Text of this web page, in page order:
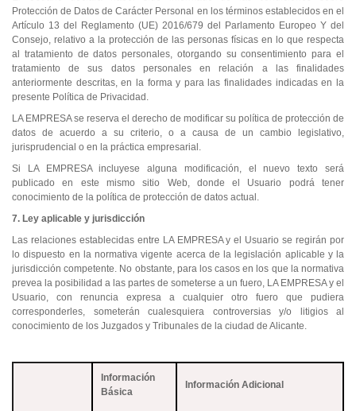
Protección de Datos de Carácter Personal en los términos establecidos en el
Artículo 13 del Reglamento (UE) 2016/679 del Parlamento Europeo Y del
Consejo, relativo a la protección de las personas físicas en lo que respecta
al tratamiento de datos personales, otorgando su consentimiento para el
tratamiento de sus datos personales en relación a las finalidades
anteriormente descritas, en la forma y para las finalidades indicadas en la
presente Política de Privacidad.
LA EMPRESA se reserva el derecho de modificar su política de protección de
datos de acuerdo a su criterio, o a causa de un cambio legislativo,
jurisprudencial o en la práctica empresarial.
Si LA EMPRESA incluyese alguna modificación, el nuevo texto será
publicado en este mismo sitio Web, donde el Usuario podrá tener
conocimiento de la política de protección de datos actual.
7. Ley aplicable y jurisdicción
Las relaciones establecidas entre LA EMPRESA y el Usuario se regirán por
lo dispuesto en la normativa vigente acerca de la legislación aplicable y la
jurisdicción competente. No obstante, para los casos en los que la normativa
prevea la posibilidad a las partes de someterse a un fuero, LA EMPRESA y el
Usuario, con renuncia expresa a cualquier otro fuero que pudiera
corresponderles, someterán cualesquiera controversias y/o litigios al
conocimiento de los Juzgados y Tribunales de la ciudad de Alicante.
Información
Básica
Información Adicional